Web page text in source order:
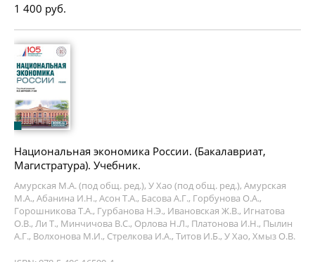
1 400 руб.
Национальная экономика России. (Бакалавриат,
Магистратура). Учебник.
Амурская М.А. (под общ. ред.), У Хао (под общ. ред.), Амурская
М.А., Абанина И.Н., Асон Т.А., Басова А.Г., Горбунова О.А.,
Горошникова Т.А., Гурбанова Н.Э., Ивановская Ж.В., Игнатова
О.В., Ли Т., Минчичова В.С., Орлова Н.Л., Платонова И.Н., Пылин
А.Г., Волхонова М.И., Стрелкова И.А., Титов И.Б., У Хао, Хмыз О.В.